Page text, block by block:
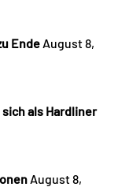
Ende August 8,
als Hardliner
August 8,